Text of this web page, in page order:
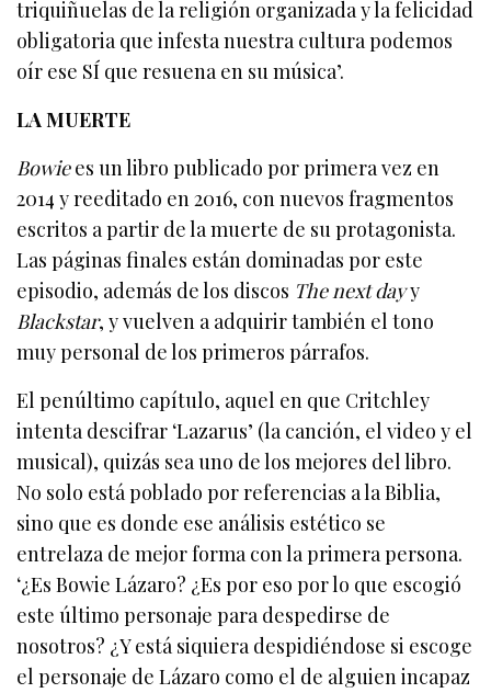
triquiñuelas de la religión organizada y la felicidad
obligatoria que infesta nuestra cultura podemos
oír ese SÍ que resuena en su música’.
LA MUERTE
Bowiees un libro publicado por primera vez en
2014 y reeditado en 2016, con nuevos fragmentos
escritos a partir de la muerte de su protagonista.
Las páginas finales están dominadas por este
episodio, además de los discos The next dayy
Blackstar, y vuelven a adquirir también el tono
muy personal de los primeros párrafos.
El penúltimo capítulo, aquel en que Critchley
intenta descifrar ‘Lazarus’ (la canción, el video y el
musical), quizás sea uno de los mejores del libro.
No solo está poblado por referencias a la Biblia,
sino que es donde ese análisis estético se
entrelaza de mejor forma con la primera persona.
‘¿Es Bowie Lázaro? ¿Es por eso por lo que escogió
este último personaje para despedirse de
nosotros? ¿Y está siquiera despidiéndose si escoge
el personaje de Lázaro como el de alguien incapaz